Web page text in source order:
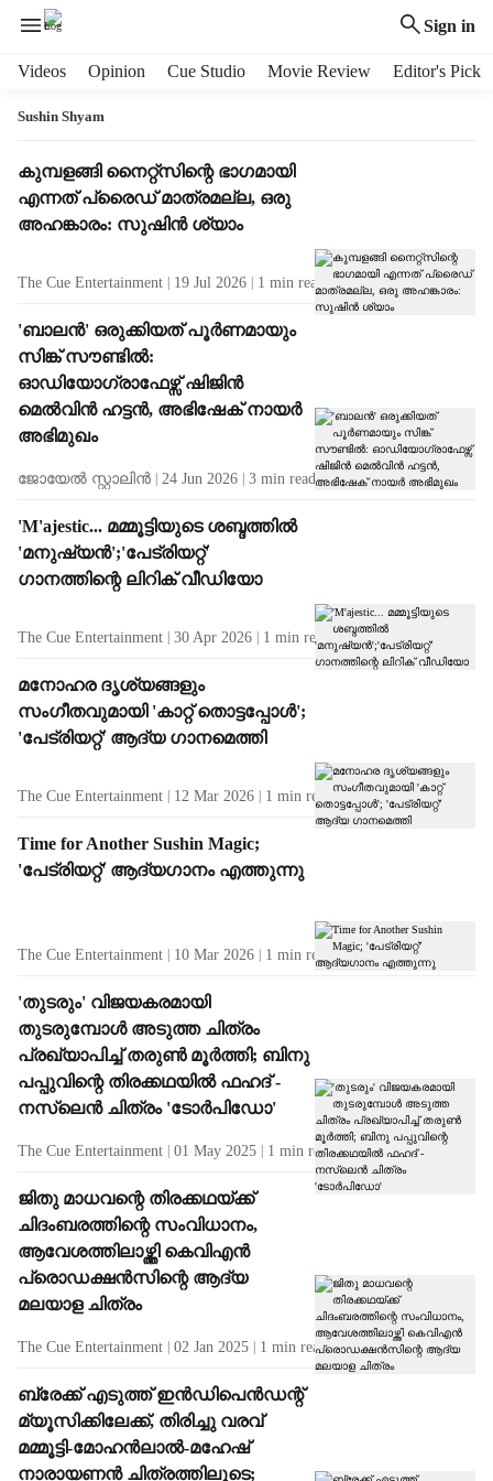
Sign in
Videos Opinion Cue Studio Movie Review Editor's Pick
Sushin Shyam
T
a
g
s
t
s
കുമ്പളങ്ങി നൈറ്റ്‌സിന്റെ ഭാഗമായി
എന്നത് പ്രൈഡ് മാത്രമല്ല, ഒരു
അഹങ്കാരം: സുഷിൻ ശ്യാം
The Cue Entertainment 19 Jul 2026 1 min read
'ബാലൻ' ഒരുക്കിയത് പൂർണമായും
സിങ്ക് സൗണ്ടിൽ:
ഓഡിയോഗ്രാഫേഴ്സ് ഷിജിൻ
മെൽവിൻ ഹട്ടൻ, അഭിഷേക് നായർ
അഭിമുഖം
ജോയേൽ സ്റ്റാലിൻ 24 Jun 2026 3 min read
'M'ajestic... മമ്മൂട്ടിയുടെ ശബ്ദത്തിൽ
'മനുഷ്യൻ';'പേട്രിയറ്റ്'
ഗാനത്തിന്റെ ലിറിക് വീഡിയോ
The Cue Entertainment 30 Apr 2026 1 min read
മനോഹര ദൃശ്യങ്ങളും
സംഗീതവുമായി 'കാറ്റ് തൊട്ടപ്പോൾ';
'പേട്രിയറ്റ്' ആദ്യ ഗാനമെത്തി
The Cue Entertainment 12 Mar 2026 1 min read
Time for Another Sushin Magic;
'പേട്രിയറ്റ്' ആദ്യഗാനം എത്തുന്നു
The Cue Entertainment 10 Mar 2026 1 min read
'തുടരും' വിജയകരമായി
തുടരുമ്പോൾ അടുത്ത ചിത്രം
പ്രഖ്യാപിച്ച് തരുൺ മൂർത്തി; ബിനു
പപ്പുവിന്റെ തിരക്കഥയിൽ ഫഹദ് -
നസ്ലെൻ ചിത്രം 'ടോർപിഡോ'
The Cue Entertainment 01 May 2025 1 min read
ജിതു മാധവന്റെ തിരക്കഥയ്ക്ക്
ചിദംബരത്തിന്റെ സംവിധാനം,
ആവേശത്തിലാഴ്ത്തി കെവിഎൻ
പ്രൊഡക്ഷൻസിന്റെ ആദ്യ
മലയാള ചിത്രം
The Cue Entertainment 02 Jan 2025 1 min read
ബ്രേക്ക് എടുത്ത് ഇൻഡിപെൻഡന്റ്
മ്യൂസിക്കിലേക്ക്, തിരിച്ചു വരവ്
മമ്മൂട്ടി-മോഹൻലാൽ-മഹേഷ്
നാരായണൻ ചിത്രത്തിലൂടെ;